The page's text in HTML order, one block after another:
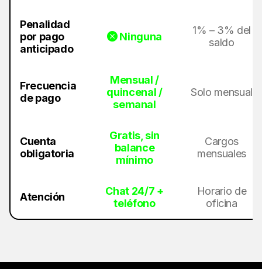
Penalidad
por pago
anticipado
Ninguna
1% – 3% del
saldo
Frecuencia
de pago
Mensual /
quincenal /
semanal
Solo mensual
Cuenta
obligatoria
Gratis, sin
balance
mínimo
Cargos
mensuales
Atención
Chat 24/7 +
teléfono
Horario de
oficina